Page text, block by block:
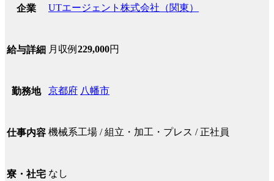
企業 UTエージェント株式会社（関東）
給与詳細 月収例 229,000円
勤務地 京都府 八幡市
仕事内容 機械系工場 / 組立・加工・プレス / 正社員
寮・社宅 なし